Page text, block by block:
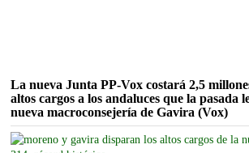
La nueva Junta PP-Vox costará 2,5
altos cargos a los andaluces que la pasada
nueva macroconsejería de Gavira (Vox)